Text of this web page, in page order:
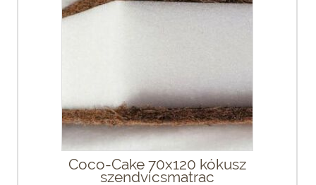
Coco-Cake 70x120 kókusz
szendvicsmatrac